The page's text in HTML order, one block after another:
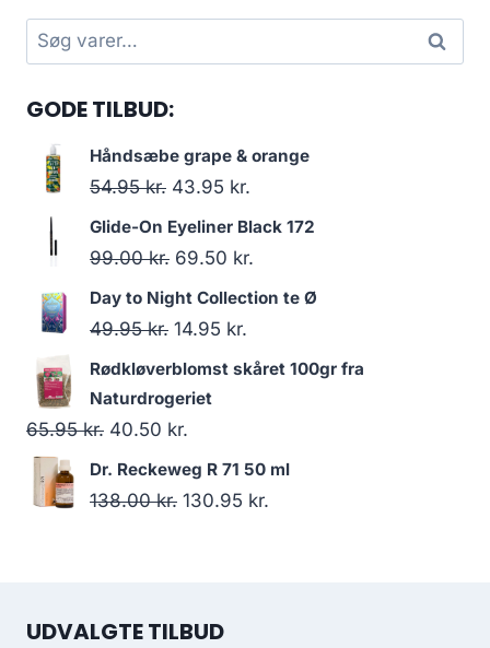
Søg
efter:
Søg
GODE TILBUD:
Håndsæbe grape & orange
54.95kr. Den
oprindelige
pris
54.95 kr..
43.95 kr.
aktuelle
Glide-On Eyeliner Black 172
99.00kr. Den
oprindelige
pris
99.00 kr..
69.50 kr.
aktuelle
Day to Night Collection te Ø
49.95kr. Den
oprindelige
pris
var:
49.95 kr..
14.95 kr.
aktuelle
14.95 kr..
Rødkløverblomst skåret 100gr fra
Naturdrogeriet
65.95kr. Den
oprindelige
pris
40.50 kr.
aktuelle
pris
Dr. Reckeweg R 71 50 ml
138.00kr. Den
138.00 kr..
130.95 kr.
UDVALGTE TILBUD